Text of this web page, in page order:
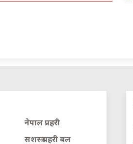
नेपाल प्रहरी
सशस्त्र प्रहरी बल